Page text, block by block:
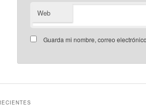
Web
Guarda mi nombre, correo